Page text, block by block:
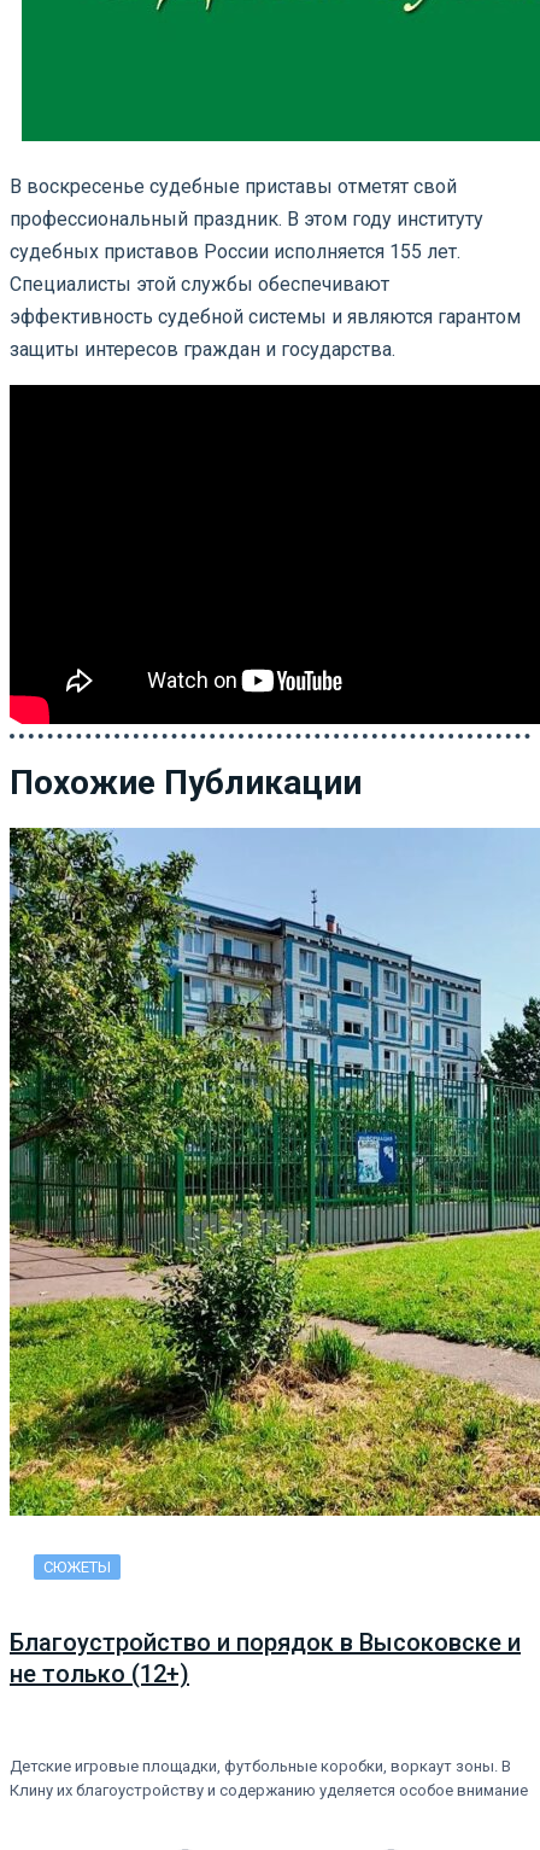
В воскресенье судебные приставы отметят свой
профессиональный праздник. В этом году институту
судебных приставов России исполняется 155 лет.
Специалисты этой службы обеспечивают
эффективность судебной системы и являются гарантом
защиты интересов граждан и государства.
Похожие Публикации
СЮЖЕТЫ
Благоустройство и порядок в Высоковске и
не только (12+)
Детские игровые площадки, футбольные коробки, воркаут зоны. В
Клину их благоустройству и содержанию уделяется особое внимание